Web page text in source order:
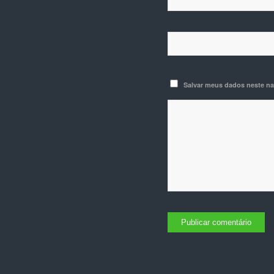
Salvar meus dados neste